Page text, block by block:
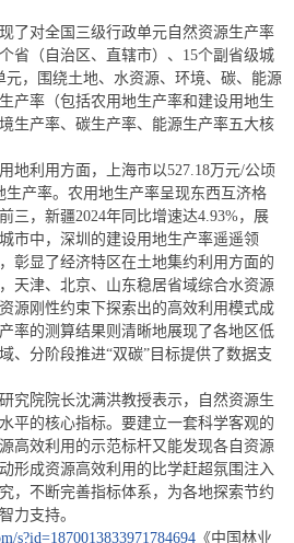
了对全国三级行政单元自然资源生产率
省（自治区、直辖市）、15个副省级城
元，围绕土地、水资源、环境、碳、能源
产率（包括农用地生产率和建设用地生
生产率、碳生产率、能源生产率五大核
地利用方面，上海市以527.18万元/公顷
生产率。农用地生产率呈现东西互济格
三，新疆2024年同比增速达4.93%，展
市中，深圳的建设用地生产率遥遥领
彰显了经济特区在土地集约利用方面的
天津、北京、山东稳居省域综合水资源
源刚性约束下探索出的高效利用模式成
率的测算结果则清晰地展现了各地区低
、分阶段推进“双碳”目标提供了数据支
究院院长沈满洪教授表示，自然资源生
平的核心指标。要建立一套科学客观的
高效利用的示范标杆又能发现各自资源
形成资源高效利用的比学赶超氛围注入
，不断完善指标体系，为各地探索节约
力支持。
s?id=1870013833971784694 《中国林业